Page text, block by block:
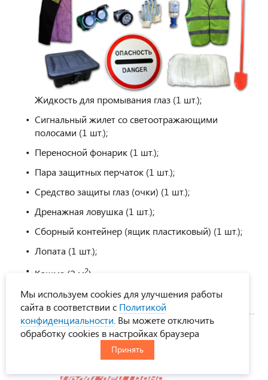
Жидкость для промывания глаз (1 шт.);
Сигнальный жилет со светоотражающими
полосами (1 шт.);
Переносной фонарик (1 шт.);
Пара защитных перчаток (1 шт.);
Средство защиты глаз (очки) (1 шт.);
Дренажная ловушка (1 шт.);
Сборный контейнер (ящик пластиковый) (1 шт.);
Лопата (1 шт.);
Кошма (2 м2).
Таблички со спецсимволами
(дополнительная опция)
Мы используем cookies для улучшения работы
сайта в соответствии с Политикой
конфиденциальности . Вы можете отключить
обработку cookies в настройках браузера
Принять